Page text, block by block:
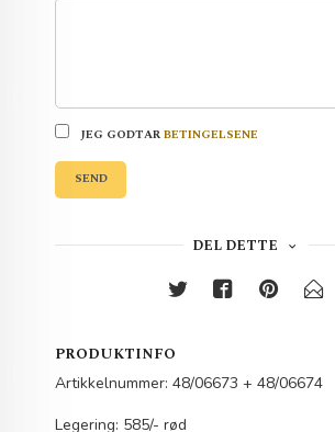
JEG GODTARBETINGELSENE
SEND
DEL DETTE
PRODUKTINFO
Artikkelnummer: 48/06673 + 48/06674
Legering: 585/- rød